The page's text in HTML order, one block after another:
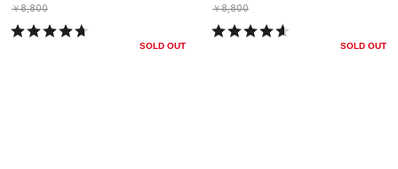
￥8,800
SOLD OUT
￥8,800
SOLD OUT